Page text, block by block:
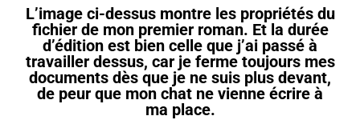
L’image ci-dessus montre les propriétés du
fichier de mon premier roman. Et la durée
d’édition est bien celle que j’ai passé à
travailler dessus, car je ferme toujours mes
documents dès que je ne suis plus devant,
de peur que mon chat ne vienne écrire à
ma place.